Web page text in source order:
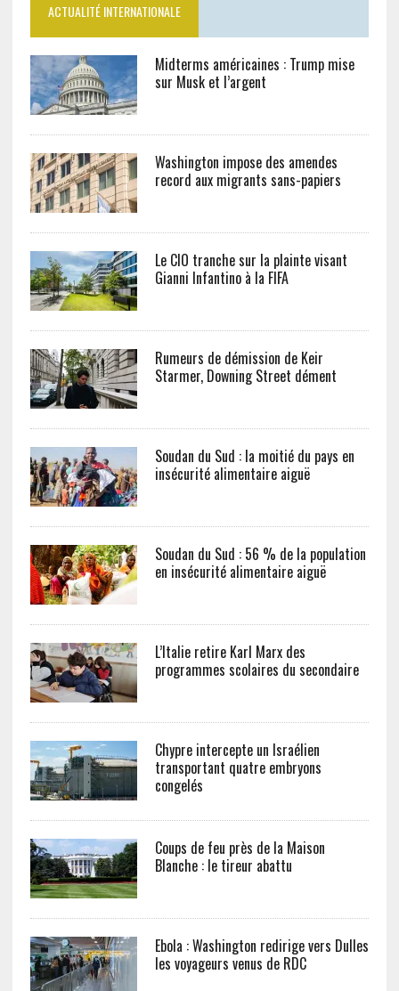
ACTUALITÉ INTERNATIONALE
Midterms américaines : Trump mise
sur Musk et l’argent
Washington impose des amendes
record aux migrants sans-papiers
Le CIO tranche sur la plainte visant
Gianni Infantino à la FIFA
Rumeurs de démission de Keir
Starmer, Downing Street dément
Soudan du Sud : la moitié du pays en
insécurité alimentaire aiguë
Soudan du Sud : 56 % de la population
en insécurité alimentaire aiguë
L’Italie retire Karl Marx des
programmes scolaires du secondaire
Chypre intercepte un Israélien
transportant quatre embryons
congelés
Coups de feu près de la Maison
Blanche : le tireur abattu
Ebola : Washington redirige vers Dulles
les voyageurs venus de RDC